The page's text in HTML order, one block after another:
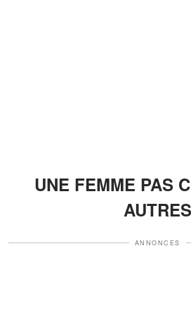
UNE FEMME PAS
AUTRES
ANNONCES